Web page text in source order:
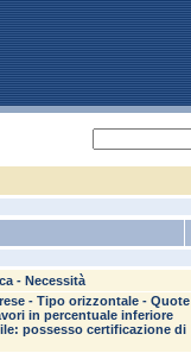
- Necessità
- Tipo orizzontale - Quote
in percentuale inferiore
possesso certificazione di